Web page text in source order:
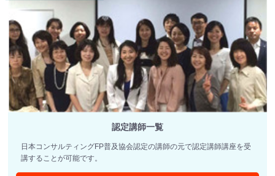
認定講師一覧
日本コンサルティングFP普及協会認定の講師の元で認定講師講座を受
講することが可能です。